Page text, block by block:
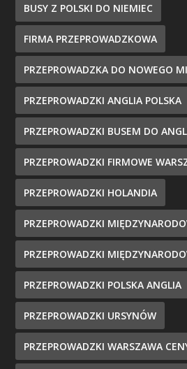
BUSY Z POLSKI DO NIEMIEC
FIRMA PRZEPROWADZKOWA
PRZEPROWADZKA DO NOWEGO
PRZEPROWADZKI ANGLIA POLSKA
PRZEPROWADZKI BUSEM DO
PRZEPROWADZKI FIRMOWE
PRZEPROWADZKI HOLANDIA
PRZEPROWADZKI
PRZEPROWADZKI
PRZEPROWADZKI POLSKA ANGLIA
PRZEPROWADZKI URSYNÓW
PRZEPROWADZKI WARSZAWA